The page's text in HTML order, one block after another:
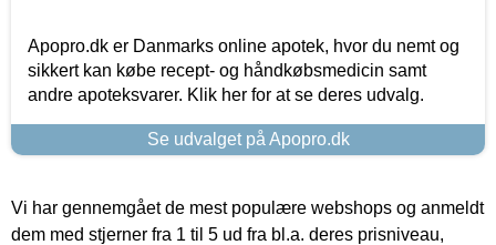
Apopro.dk er Danmarks online apotek, hvor du nemt og
sikkert kan købe recept- og håndkøbsmedicin samt
andre apoteksvarer. Klik her for at se deres udvalg.
Se udvalget på Apopro.dk
Vi har gennemgået de mest populære webshops og anmeldt
dem med stjerner fra 1 til 5 ud fra bl.a. deres prisniveau,